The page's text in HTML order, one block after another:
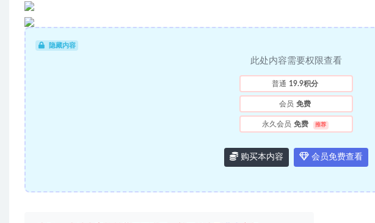
隐藏内容
此处内容需要权限查看
普通 19.9积分
会员 免费
永久会员 免费 推荐
购买本内容 会员免费查看